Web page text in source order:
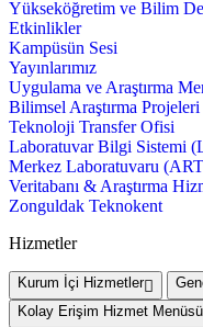
Yükseköğretim ve Bilim
Etkinlikler
Kampüsün Sesi
Yayınlarımız
Uygulama ve Araştırma
Bilimsel Araştırma
Teknoloji Transfer Ofisi
Laboratuvar Bilgi Sistemi
Merkez Laboratuvaru
Veritabanı & Araştırma
Zonguldak Teknokent
Hizmetler
Kurum İçi Hizmetler
Kolay Erişim Hizmet Menüsü